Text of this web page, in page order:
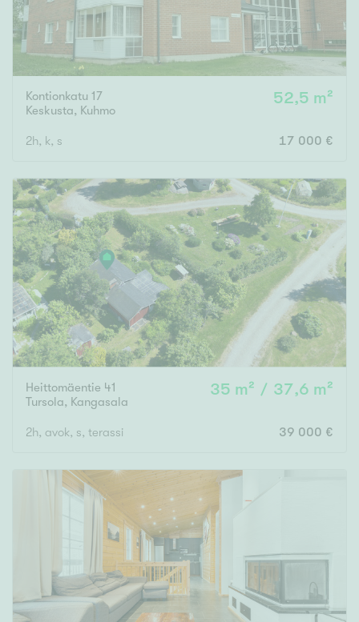
Kontionkatu 17
Keskusta, Kuhmo
52,5 m²
2h, k, s 17 000 €
Heittomäentie 41
Tursola, Kangasala
35 m² / 37,6 m²
2h, avok, s, terassi 39 000 €